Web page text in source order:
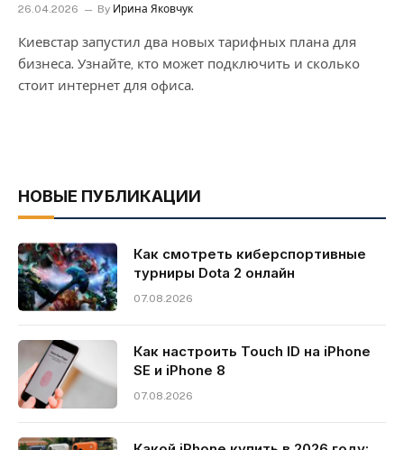
26.04.2026 By Ирина Яковчук
Киевстар запустил два новых тарифных плана для
бизнеса. Узнайте, кто может подключить и сколько
стоит интернет для офиса.
НОВЫЕ ПУБЛИКАЦИИ
Как смотреть киберспортивные
турниры Dota 2 онлайн
07.08.2026
Как настроить Touch ID на iPhone
SE и iPhone 8
07.08.2026